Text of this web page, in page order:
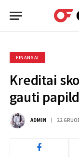
FINANSAI
Kreditai
gauti
ADMIN 22